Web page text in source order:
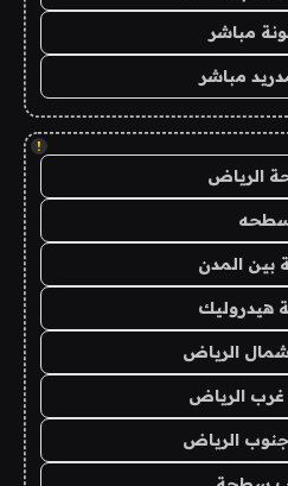
مباشر
مباشر
!
الرياض
المدن
الرياض
الرياض
الرياض